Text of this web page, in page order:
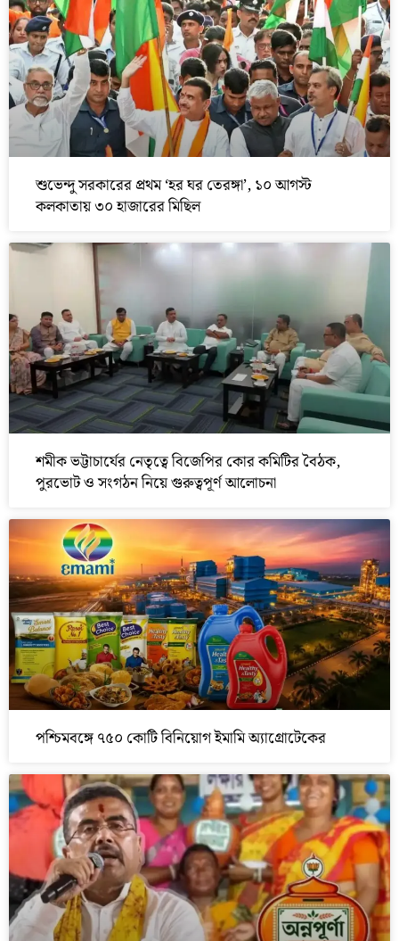
শুভেন্দু সরকারের প্রথম ‘হর ঘর তেরঙ্গা’, ১০ আগস্ট
কলকাতায় ৩০ হাজারের মিছিল
শমীক ভট্টাচার্যের নেতৃত্বে বিজেপির কোর কমিটির বৈঠক,
পুরভোট ও সংগঠন নিয়ে গুরুত্বপূর্ণ আলোচনা
পশ্চিমবঙ্গে ৭৫০ কোটি বিনিয়োগ ইমামি অ্যাগ্রোটেকের